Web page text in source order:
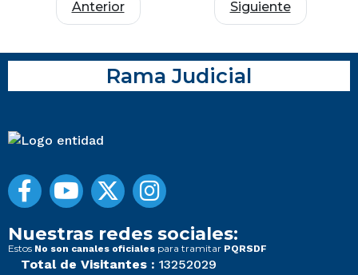
Anterior Siguiente
Rama Judicial
Nuestras redes sociales:
Estos No son canales oficiales para tramitar PQRSDF
Total de Visitantes : 13252029